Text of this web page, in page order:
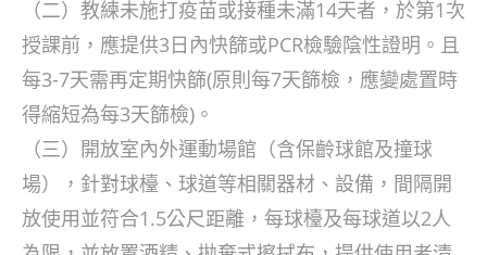
（二）教練未施打疫苗或接種未滿14天者，於第1次
授課前，應提供3日內快篩或PCR檢驗陰性證明。且
每3-7天需再定期快篩(原則每7天篩檢，應變處置時
得縮短為每3天篩檢)。
（三）開放室內外運動場館（含保齡球館及撞球
場），針對球檯、球道等相關器材、設備，間隔開
放使用並符合1.5公尺距離，每球檯及每球道以2人